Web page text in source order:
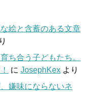
絵と含蓄のある文章
ち合う子どもたち。
に JosephKex より
嫌味にならないネ